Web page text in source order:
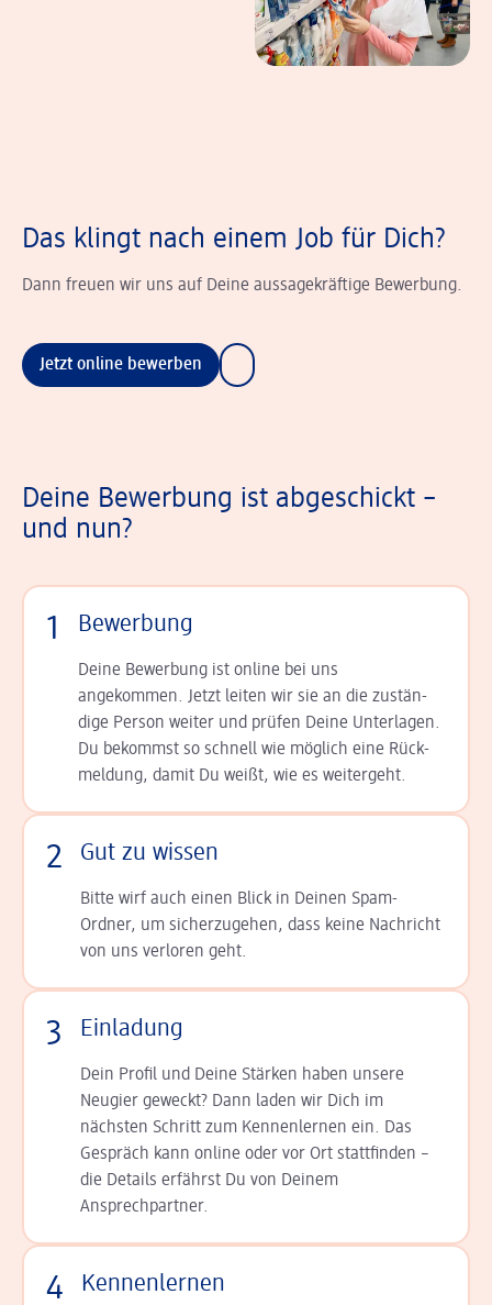
Das klingt nach einem Job für Dich?
Dann freuen wir uns auf Deine aussagekräftige Bewerbung.
Jetzt online bewerben
Deine Bewerbung ist abgeschickt –
und nun?
1 Bewerbung
Deine Bewerbung ist online bei uns
angekommen. Jetzt leiten wir sie an die zu­stän­
dige Person weiter und prüfen Deine Unterlagen.
Du bekommst so schnell wie möglich eine Rück­
meldung, damit Du weißt, wie es weitergeht.
2 Gut zu wissen
Bitte wirf auch einen Blick in Deinen Spam-
Ordner, um sicherzugehen, dass keine Nachricht
von uns verloren geht.
3 Einladung
Dein Profil und Deine Stär­ken haben unsere
Neugier geweckt? Dann laden wir Dich im
nächsten Schritt zum Kennen­lernen ein. Das
Gespräch kann online oder vor Ort statt­finden –
die Details er­fährst Du von Deinem
Ansprechpartner.
4 Kennenlernen